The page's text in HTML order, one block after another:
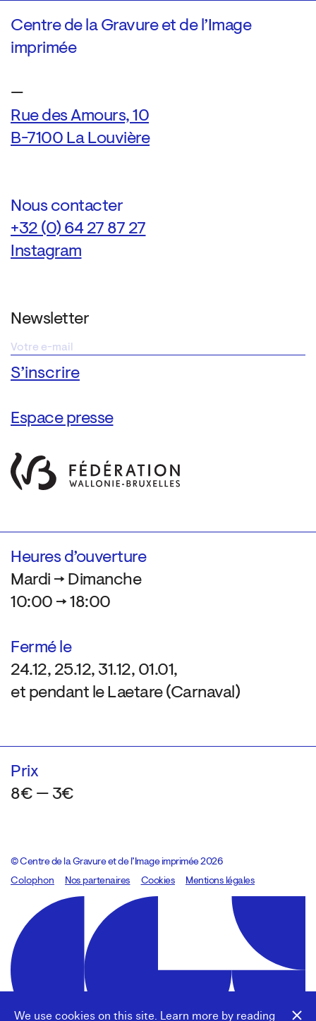
We use cookies on this site. Learn more by reading
Centre de la Gravure et de l’Image
imprimée
—
Rue des Amours, 10
B-7100 La Louvière
Nous contacter
+32 (0) 64 27 87 27
Instagram
Newsletter
Espace presse
Heures d’ouverture
Mardi → Dimanche
10:00 → 18:00
Fermé le
24.12, 25.12, 31.12, 01.01,
et pendant le Laetare (Carnaval)
Prix
8€ — 3€
© Centre de la Gravure et de l’Image imprimée 2026
Colophon
Design:Marcel Kaczmarek, code:8080.studio
Nos partenaires Cookies Mentions légales